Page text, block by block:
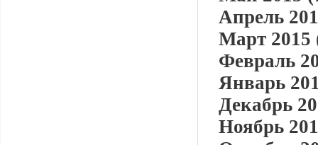
Апрель
Март 2015
Февраль
Январь
Декабрь
Ноябрь